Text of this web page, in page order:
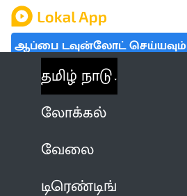
ஆப்பை டவுன்லோட் செய்யவும்
தமிழ் நாடு
லோக்கல்
வேலை
டிரெண்டிங்